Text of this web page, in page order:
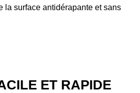
la surface antidérapante et sans
ET RAPIDE